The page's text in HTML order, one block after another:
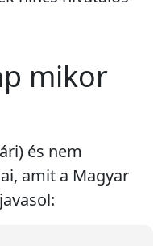
mikor
és nem
amit a Magyar